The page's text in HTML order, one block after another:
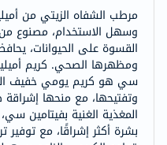
مرطب الشفاه الزيتي من
وسهل الاستخدام، مصنوع من
القسوة على الحيوانات،
ومظهرها الصحي. كريم
سي هو كريم يومي خفيف
وتفتيحها، مع منحها
المغذية الغنية بفيتامين
بشرة أكثر إشراقًا، مع